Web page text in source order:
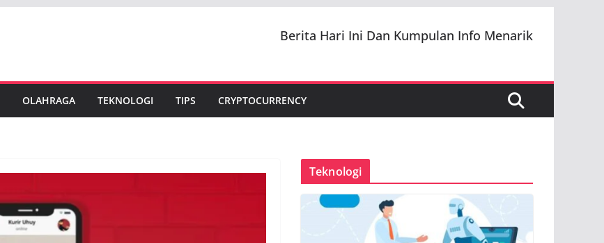
Berita Hari Ini Dan Kumpulan Info Menarik
OLAHRAGA TEKNOLOGI TIPS CRYPTOCURRENCY
Teknologi